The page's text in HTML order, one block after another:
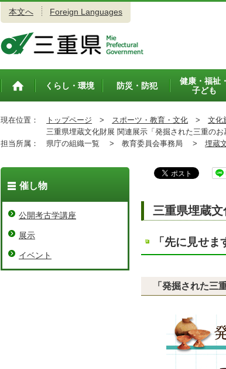
本文へ Foreign Languages
トップペ
くらし・環境 防災・防犯
健康・福祉・
子ども
現在位置： トップページ > スポーツ・教育・文化 > 文化
三重県埋蔵文化財展 関連展示「発掘された三重のお
担当所属：
県庁の組織一覧 > 教育委員会事務局 > 埋蔵
三重県埋蔵文
「先に見せ
「発掘された三
催し物
公開考古学講座
展示
イベント